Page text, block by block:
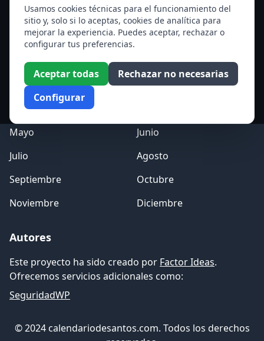
Usamos cookies técnicas para el funcionamiento del
sitio y, solo si lo aceptas, cookies de analítica para
mejorar la experiencia. Puedes aceptar, rechazar o
configurar tus preferencias.
Aceptar todas
Rechazar no necesarias
Configurar
Santa Edith Stein (Sor Teresa Benedicta de la Cruz)
Ver todos los santos de hoy
Acceso a los Meses
Enero
Febrero
Marzo
Mayo
Junio
Julio
Agosto
Septiembre
Octubre
Noviembre
Diciembre
Autores
Este proyecto ha sido creado por Factor Ideas.
Ofrecemos servicios adicionales como:
SeguridadWP
© 2024 calendariodesantos.com. Todos los derechos